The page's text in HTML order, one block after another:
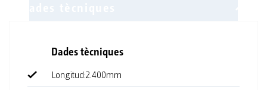
Dades tècniques
Longitud:2.400mm
Lavamanos
Espejo